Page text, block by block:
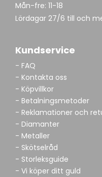
Mån-fre: 11-18
Lördagar 27/6 till och
Kundservice
- FAQ
- Kontakta oss
- Köpvillkor
- Betalningsmetoder
- Reklamationer och
- Diamanter
- Metaller
- Skötselråd
- Storleksguide
- Vi köper ditt guld